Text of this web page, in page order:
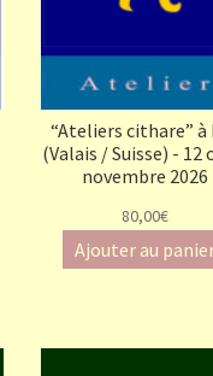
“Ateliers cithare” à
(Valais / Suisse) - 12
novembre 2026
80,00€
Ajouter au